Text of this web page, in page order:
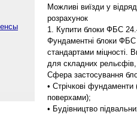
Можливі виїзди у
розрахунок
1. Купити блоки ФБС
Фундаментні блоки ФБС
стандартами міцності.
для складних рельєфів,
Сфера застосування
• Стрічкові
поверхами);
• Будівництво